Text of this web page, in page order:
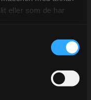
eller som de har